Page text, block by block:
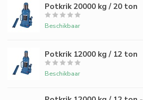
Potkrik 20000 kg / 20 ton
Beschikbaar
Potkrik 12000 kg / 12 ton
Beschikbaar